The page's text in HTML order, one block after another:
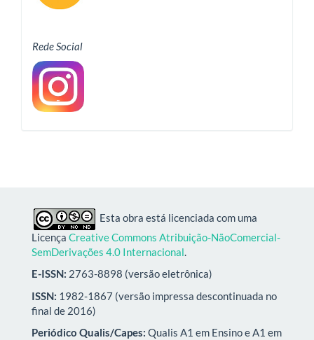
Rede Social
Esta obra está licenciada com uma
Licença Creative Commons Atribuição-NãoComercial-
SemDerivações 4.0 Internacional.
E-ISSN: 2763-8898 (versão eletrônica)
ISSN: 1982-1867 (versão impressa descontinuada no
final de 2016)
Periódico Qualis/Capes: Qualis A1 em Ensino e A1 em